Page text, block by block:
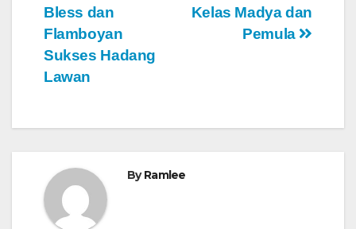
Kelas Madya dan
Pemula
Bless dan
Flamboyan
Sukses Hadang
Lawan
ByRamlee